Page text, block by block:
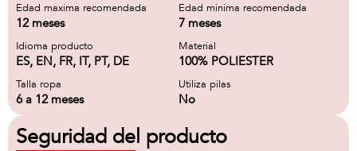
Edad maxima recomendada
12 meses
Edad minima recomendada
7 meses
Idioma producto
ES, EN, FR, IT, PT, DE
Material
100% POLIESTER
Talla ropa
6 a 12 meses
Utiliza pilas
No
Seguridad del producto